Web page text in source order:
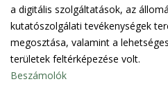
a digitális szolgáltatások, az
kutatószolgálati tevékenységek
megosztása, valamint a
területek feltérképezése volt.
Beszámolók